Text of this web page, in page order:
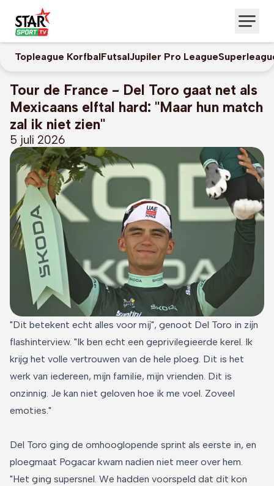
Topleague KorfbalFutsalJupiler Pro League
Tour de France - Del Toro gaat net als
Mexicaans elftal hard: "Maar hun match
zal ik niet zien"
5 juli 2026
"Dit betekent echt alles voor mij", genoot Del Toro in zijn
flashinterview. "Ik ben echt een geprivilegieerde kerel. Ik
krijg het volle vertrouwen van de hele ploeg. Dit is het
werk van iedereen, mijn familie, mijn vrienden. Dit is
onzinnig. Je kan niet geloven hoe ik me voel. Zoveel
emoties."
Del Toro ging de omhooglopende sprint als eerste in, en
ploegmaat Pogacar kwam nadien niet meer over hem.
"Het ging supersnel. We hadden voorspeld dat dit kon